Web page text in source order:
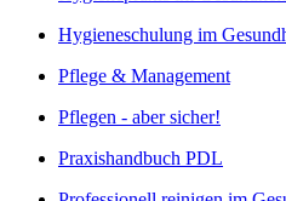
Hygieneschulung im
Pflege & Management
Pflegen - aber sicher!
Praxishandbuch PDL